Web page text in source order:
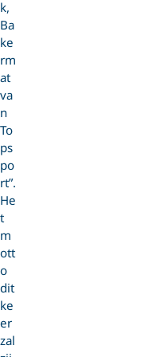
k,
Ba
ke
rm
at
va
n
To
ps
po
rt”.
He
t
m
ott
o
dit
ke
er
zal